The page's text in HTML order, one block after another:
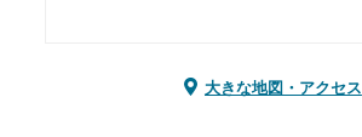
大きな地図・アクセス